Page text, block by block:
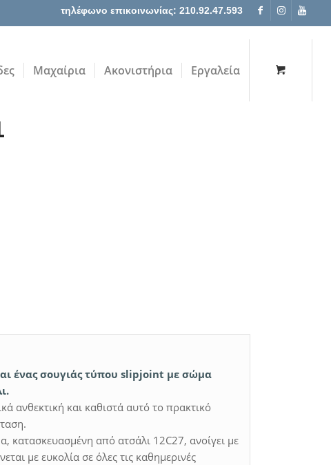
τηλέφωνο επικοινωνίας: 210.92.47.593
Μαχαίρια Ακονιστήρια Εργαλεία
ένας σουγιάς τύπου slipjoint με σώμα
ανθεκτική και καθιστά αυτό το πρακτικό
κατασκευασμένη από ατσάλι 12C27, ανοίγει με
με ευκολία σε όλες τις καθημερινές